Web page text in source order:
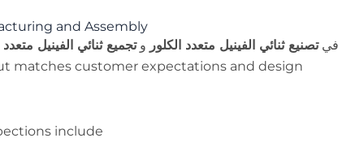
and Assembly
فيتصنيع ثنائي الفينيل متعدد الكلور وتجميع ثنائي الفينيل متعدد
matches customer expectations and design
include: